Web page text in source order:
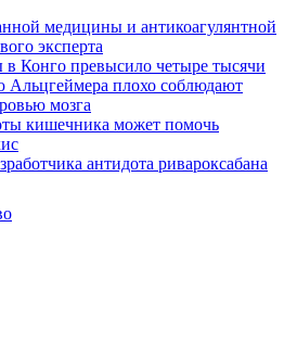
медицины и антикоагулянтной
эксперта
Конго превысило четыре тысячи
Альцгеймера плохо соблюдают
мозга
кишечника может помочь
антидота ривароксабана